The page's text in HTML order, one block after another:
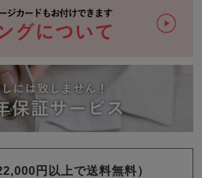
円以上で送料無料）